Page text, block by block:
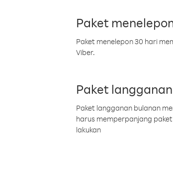
Paket
Paket menelepon 30 hari
Viber.
Paket
Paket langganan bulanan
harus memperpanjang
lakukan